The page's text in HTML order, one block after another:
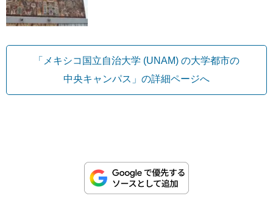
「メキシコ国立自治大学 (UNAM) の大学都市の
中央キャンパス」の詳細ページへ